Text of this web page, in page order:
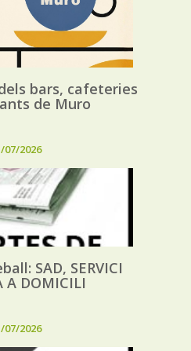
bars, cafeteries
de Muro
07/2026
SAD, SERVICI
A DOMICILI
07/2026